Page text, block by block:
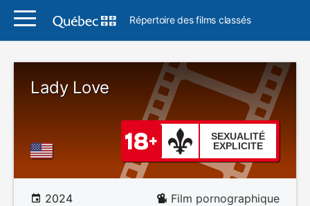
Répertoire des films classés
Lady Love
SEXUALITÉ
EXPLICITE
2024 Film pornographique